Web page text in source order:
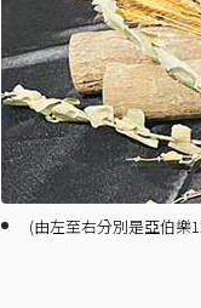
(由左至右分別是亞伯樂